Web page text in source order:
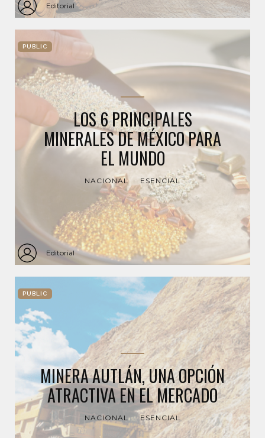
Editorial
PUBLIC
LOS 6 PRINCIPALES
MINERALES DE MÉXICO PARA
EL MUNDO
NACIONAL ESENCIAL
Editorial
PUBLIC
MINERA AUTLÁN, UNA OPCIÓN
ATRACTIVA EN EL MERCADO
NACIONAL ESENCIAL